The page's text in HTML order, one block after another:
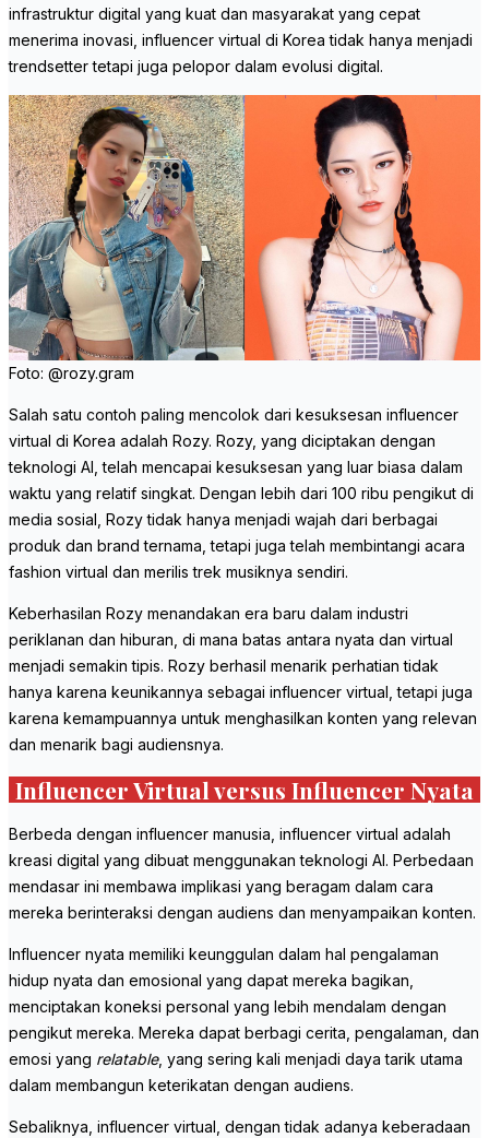
infrastruktur digital yang kuat dan masyarakat yang cepat
menerima inovasi, influencer virtual di Korea tidak hanya menjadi
trendsetter tetapi juga pelopor dalam evolusi digital.
Foto: @rozy.gram
Salah satu contoh paling mencolok dari kesuksesan influencer
virtual di Korea adalah Rozy. Rozy, yang diciptakan dengan
teknologi AI, telah mencapai kesuksesan yang luar biasa dalam
waktu yang relatif singkat. Dengan lebih dari 100 ribu pengikut di
media sosial, Rozy tidak hanya menjadi wajah dari berbagai
produk dan brand ternama, tetapi juga telah membintangi acara
fashion virtual dan merilis trek musiknya sendiri.
Keberhasilan Rozy menandakan era baru dalam industri
periklanan dan hiburan, di mana batas antara nyata dan virtual
menjadi semakin tipis. Rozy berhasil menarik perhatian tidak
hanya karena keunikannya sebagai influencer virtual, tetapi juga
karena kemampuannya untuk menghasilkan konten yang relevan
dan menarik bagi audiensnya.
Influencer Virtual versus Influencer Nyata
Berbeda dengan influencer manusia, influencer virtual adalah
kreasi digital yang dibuat menggunakan teknologi AI. Perbedaan
mendasar ini membawa implikasi yang beragam dalam cara
mereka berinteraksi dengan audiens dan menyampaikan konten.
Influencer nyata memiliki keunggulan dalam hal pengalaman
hidup nyata dan emosional yang dapat mereka bagikan,
menciptakan koneksi personal yang lebih mendalam dengan
pengikut mereka. Mereka dapat berbagi cerita, pengalaman, dan
emosi yang relatable, yang sering kali menjadi daya tarik utama
dalam membangun keterikatan dengan audiens.
Sebaliknya, influencer virtual, dengan tidak adanya keberadaan